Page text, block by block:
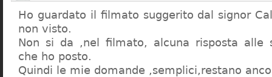
Ho guardato il filmato suggerito dal signor
non visto.
Non si da ,nel filmato, alcuna risposta alle
che ho posto.
Quindi le mie domande ,semplici,restano